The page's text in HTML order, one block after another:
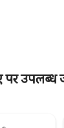
से 5.0, 13 समीक्षाएँ
उपलब्ध